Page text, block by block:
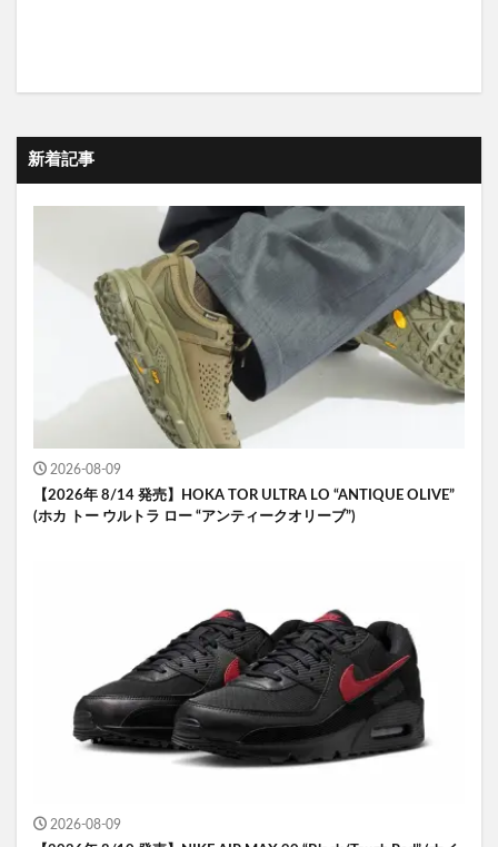
新着記事
2026-08-09
【2026年 8/14 発売】HOKA TOR ULTRA LO “ANTIQUE OLIVE”
(ホカ トー ウルトラ ロー “アンティークオリーブ”)
2026-08-09